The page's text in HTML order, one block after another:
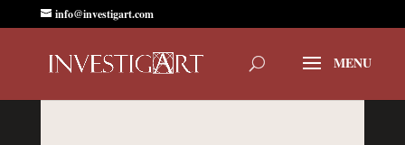
info@investigart.com